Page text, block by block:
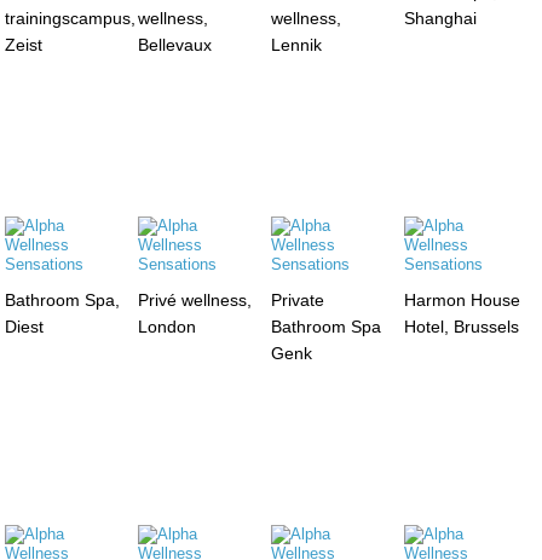
trainingscampus,
Zeist
wellness,
Bellevaux
wellness,
Lennik
Shanghai
Bathroom Spa,
Diest
Privé wellness,
London
Private
Bathroom Spa
Genk
Harmon House
Hotel, Brussels